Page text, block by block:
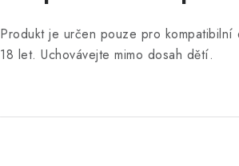
Produkt je určen pouze pro
18 let. Uchovávejte mimo dosah dětí.